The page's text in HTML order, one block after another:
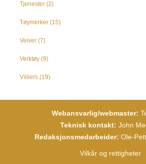
Tjenester (2)
Tøymerker (15)
Veiver (7)
Verktøy (9)
Villiers (19)
Webansvarlig/webmaster:
Teknisk kontakt: John
Redaksjonsmedarbeider: Ole-
Vilkår og rettigheter